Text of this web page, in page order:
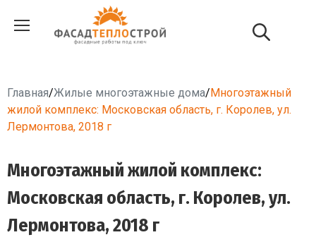
Главная/Жилые многоэтажные дома/Многоэтажный
жилой комплекс: Московская область, г. Королев, ул.
Лермонтова, 2018 г
Многоэтажный жилой комплекс:
Московская область, г. Королев, ул.
Лермонтова, 2018 г